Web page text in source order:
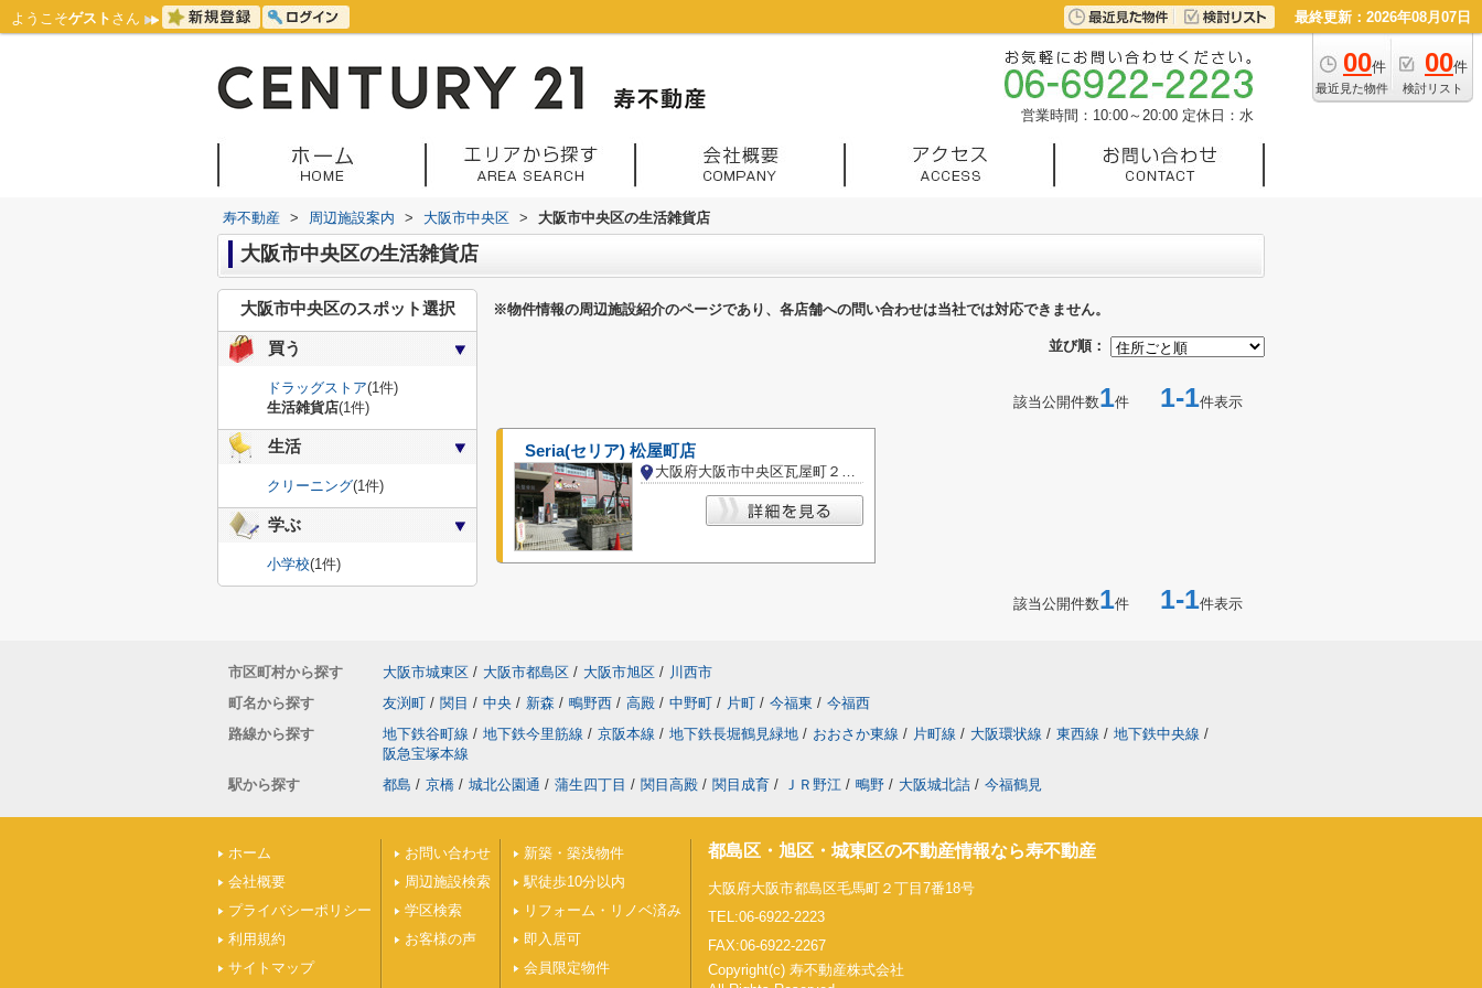
ようこそゲスト さん 最終更新：2026年08月07日
00件
最近見た物件
00件
検討リスト
営業時間：10:00～20:00 定休日：水
寿不動産 > 周辺施設案内 > 大阪市中央区 > 大阪市中央区の生活雑貨店
大阪市中央区の生活雑貨店
※物件情報の周辺施設紹介のページであり、各店舗への問い合わせは当社では対応できません。
並び順：
該当公開件数1件 1-1件表示
Seria(セリア) 松屋町店
大阪府大阪市中央区瓦屋町２丁目
該当公開件数1件 1-1件表示
大阪市中央区のスポット選択
買う
ドラッグストア(1件)
生活雑貨店(1件)
生活
クリーニング(1件)
学ぶ
小学校(1件)
市区町村から探す 大阪市城東区 / 大阪市都島区 / 大阪市旭区 / 川西市
町名から探す
友渕町 / 関目 / 中央 / 新森 / 鴫野西 / 高殿 / 中野町 / 片町 / 今福東 / 今福西
路線から探す
地下鉄谷町線 / 地下鉄今里筋線 / 京阪本線 / 地下鉄長堀鶴見緑地 / おおさか東線 / 片町線 / 大阪環状線 / 東西線 / 地下鉄中央線 /
阪急宝塚本線
駅から探す
都島 / 京橋 / 城北公園通 / 蒲生四丁目 / 関目高殿 / 関目成育 / ＪＲ野江 / 鴫野 / 大阪城北詰 / 今福鶴見
ホーム
会社概要
プライバシーポリシー
利用規約
サイトマップ
お問い合わせ
周辺施設検索
学区検索
お客様の声
新築・築浅物件
駅徒歩10分以内
リフォーム・リノベ済み
即入居可
会員限定物件
都島区・旭区・城東区の不動産情報なら寿不動産
大阪府大阪市都島区毛馬町２丁目7番18号
TEL:06-6922-2223
FAX:06-6922-2267
Copyright(c) 寿不動産株式会社